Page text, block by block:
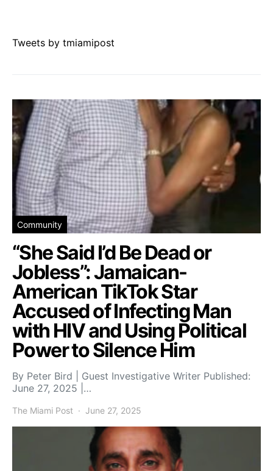
Tweets by tmiamipost
Community
“She Said I’d Be Dead or
Jobless”: Jamaican-
American TikTok Star
Accused of Infecting Man
with HIV and Using Political
Power to Silence Him
By Peter Bird | Guest Investigative Writer Published:
June 27, 2025 |…
The Miami Post June 27, 2025